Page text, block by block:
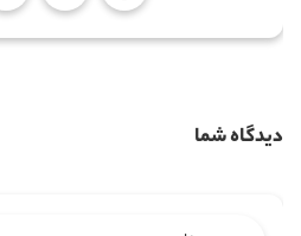
دیدگاه شما